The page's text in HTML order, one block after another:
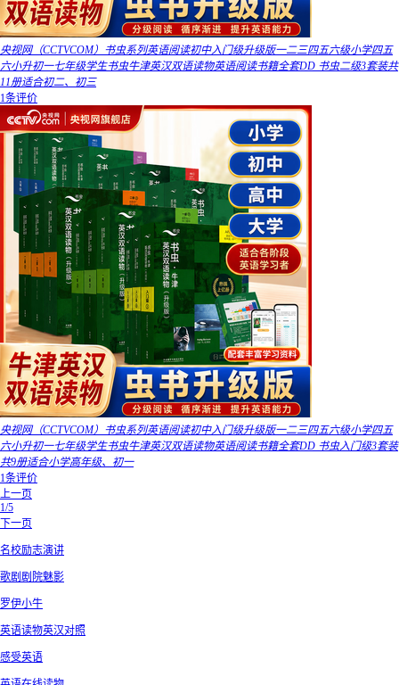
央视网（CCTVCOM）书虫系列英语阅读初中入门级升级版一二三四五六级小学四五
六小升初一七年级学生书虫牛津英汉双语读物英语阅读书籍全套DD 书虫二级3套装共
11册适合初二、初三
1条评价
央视网（CCTVCOM）书虫系列英语阅读初中入门级升级版一二三四五六级小学四五
六小升初一七年级学生书虫牛津英汉双语读物英语阅读书籍全套DD 书虫入门级3套装
共9册适合小学高年级、初一
1条评价
上一页
1/5
下一页
名校励志演讲
歌剧剧院魅影
罗伊小牛
英语读物英汉对照
感受英语